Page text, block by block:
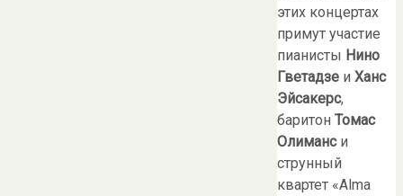
этих концертах
примут участие
пианисты Нино
Гветадзе и Ханс
Эйсакерс,
баритон Томас
Олиманси
струнный
квартет «Alma